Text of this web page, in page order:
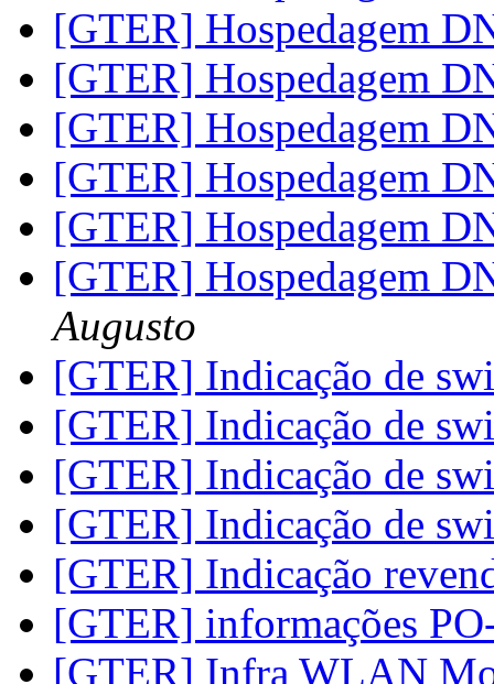
[GTER] Hospedagem
[GTER] Hospedagem
[GTER] Hospedagem
[GTER] Hospedagem
[GTER] Hospedagem
[GTER] Hospedagem
Augusto
[GTER] Indicação de
[GTER] Indicação de
[GTER] Indicação de
[GTER] Indicação de
[GTER] Indicação
[GTER] informações
[GTER] Infra WLAN